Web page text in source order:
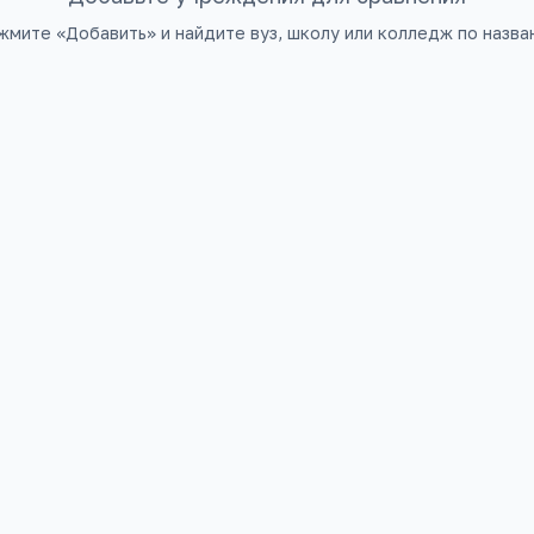
«Добавить» и найдите вуз, школу или колледж по